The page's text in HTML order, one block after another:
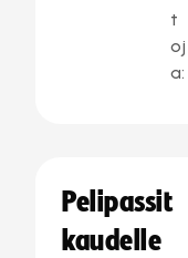
t
oj
a:
Pelipassit
kaudelle